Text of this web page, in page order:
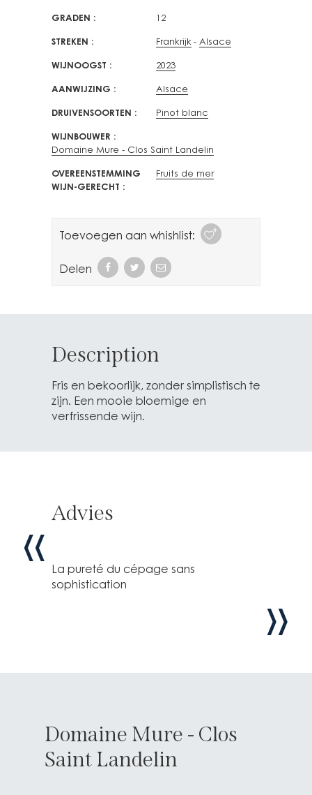
GRADEN 12
STREKEN Frankrijk Alsace
WIJNOOGST 2023
AANWIJZING Alsace
DRUIVENSOORTEN Pinot blanc
WIJNBOUWER
Domaine Mure - Clos Saint Landelin
OVEREENSTEMMING
WIJN-GERECHT
Fruits de mer
Toevoegen aan whishlist:
Delen
Description
Fris en bekoorlijk, zonder simplistisch te
zijn. Een mooie bloemige en
verfrissende wijn.
Advies
La pureté du cépage sans
sophistication
Domaine Mure - Clos
Saint Landelin